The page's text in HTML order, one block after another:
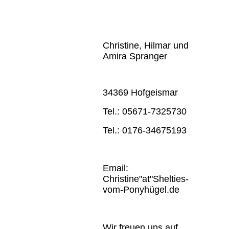
Christine, Hilmar und
Amira Spranger
34369 Hofgeismar
Tel.: 05671-7325730
Tel.: 0176-34675193
Email:
Christine"at"Shelties-
vom-Ponyhügel.de